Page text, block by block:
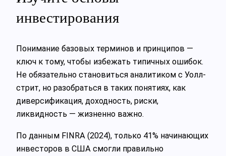
инвестирования
Понимание базовых терминов и принципов —
ключ к тому, чтобы избежать типичных ошибок.
Не обязательно становиться аналитиком с Уолл-
стрит, но разобраться в таких понятиях, как
диверсификация, доходность, риски,
ликвидность — жизненно важно.
По данным FINRA (2024), только 41% начинающих
инвесторов в США смогли правильно